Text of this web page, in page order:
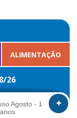
ALIMENTAÇÃO
26
Agosto - 1